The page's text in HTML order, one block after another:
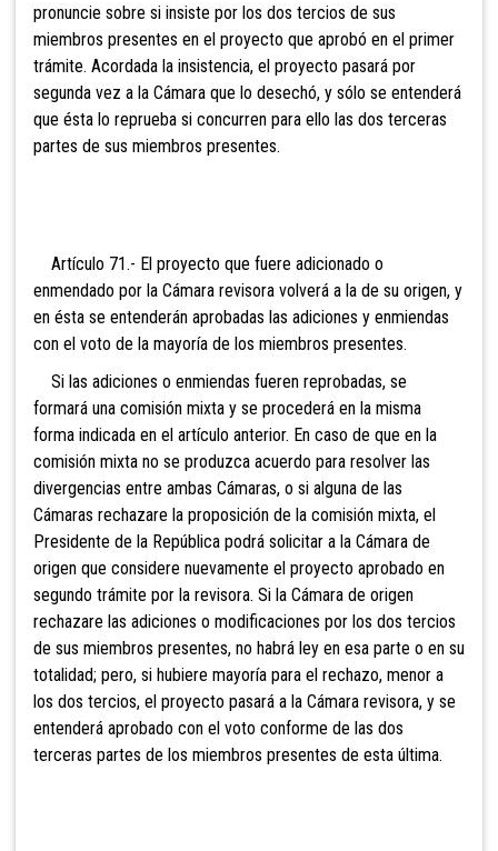
pronuncie sobre si insiste por los dos tercios de sus
miembros presentes en el proyecto que aprobó en el primer
trámite. Acordada la insistencia, el proyecto pasará por
segunda vez a la Cámara que lo desechó, y sólo se entenderá
que ésta lo reprueba si concurren para ello las dos terceras
partes de sus miembros presentes.
Artículo 71.- El proyecto que fuere adicionado o
enmendado por la Cámara revisora volverá a la de su origen, y
en ésta se entenderán aprobadas las adiciones y enmiendas
con el voto de la mayoría de los miembros presentes.
Si las adiciones o enmiendas fueren reprobadas, se
formará una comisión mixta y se procederá en la misma
forma indicada en el artículo anterior. En caso de que en la
comisión mixta no se produzca acuerdo para resolver las
divergencias entre ambas Cámaras, o si alguna de las
Cámaras rechazare la proposición de la comisión mixta, el
Presidente de la República podrá solicitar a la Cámara de
origen que considere nuevamente el proyecto aprobado en
segundo trámite por la revisora. Si la Cámara de origen
rechazare las adiciones o modificaciones por los dos tercios
de sus miembros presentes, no habrá ley en esa parte o en su
totalidad; pero, si hubiere mayoría para el rechazo, menor a
los dos tercios, el proyecto pasará a la Cámara revisora, y se
entenderá aprobado con el voto conforme de las dos
terceras partes de los miembros presentes de esta última.